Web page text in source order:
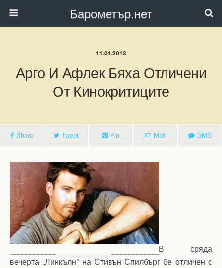
Барометър.нет
11.01.2013
Арго И Афлек Бяха Отличени
От Кинокритиците
Share Tweet Pin Mail SMS
В сряда
вечерта „Линкълн” на Стивън Спилбърг бе отличен с